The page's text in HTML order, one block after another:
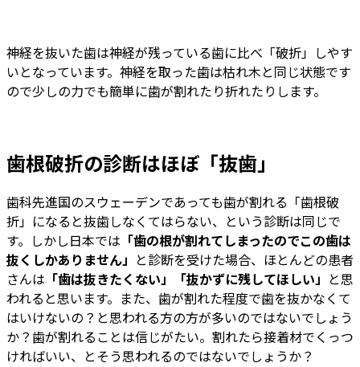
神経を抜いた歯は神経が残っている歯に比べ「破折」しやす
いとなっています。神経を取った歯は枯れ木と同じ状態です
ので少しの力でも簡単に歯が割れたり折れたりします。
歯根破折の診断はほぼ「抜歯」
歯科先進国のスウェーデンであっても歯が割れる「歯根破
折」になると抜歯しなくてはらない、という診断は同じで
す。しかし日本では 「歯の根が割れてしまったのでこの歯は
抜くしかありません」 と診断を受けた場合、ほとんどの患者
さんは 「歯は抜きたくない」「抜かずに残してほしい」 と思
われると思います。また、歯が割れた程度で歯を抜かなくて
はいけないの？と思われる方の方が多いのではないでしょう
か？歯が割れることは信じがたい。割れたら接着材でくっつ
ければいい、とそう思われるのではないでしょうか？